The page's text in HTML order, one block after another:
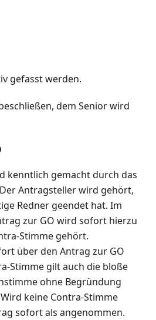
gefasst werden.
dem Senior wird
kenntlich gemacht durch das
Antragsteller wird gehört,
Redner geendet hat. Im
zur GO wird sofort hierzu
Stimme gehört.
über den Antrag zur GO
Stimme gilt auch die bloße
ohne Begründung
keine Contra-Stimme
sofort als angenommen.